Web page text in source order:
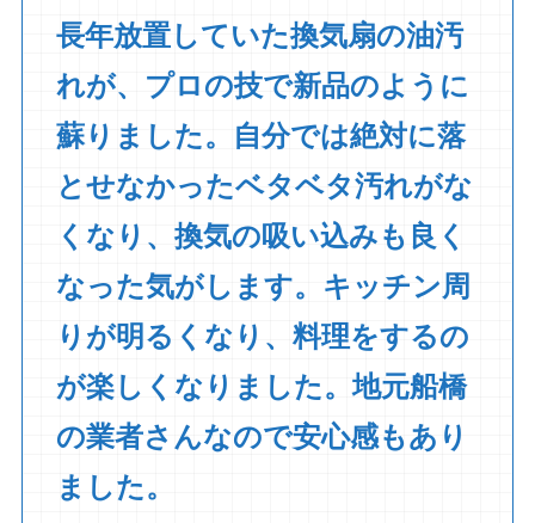
長年放置していた換気扇の油汚
れが、プロの技で新品のように
蘇りました。自分では絶対に落
とせなかったベタベタ汚れがな
くなり、換気の吸い込みも良く
なった気がします。キッチン周
りが明るくなり、料理をするの
が楽しくなりました。地元船橋
の業者さんなので安心感もあり
ました。